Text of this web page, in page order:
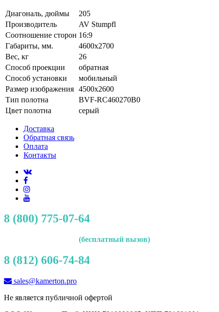
Диагональ, дюймы
205
Производитель
AV Stumpfl
Соотношение сторон 16:9
Габариты, мм.
4600x2700
Вес, кг
26
Способ проекции
обратная
Способ установки
мобильный
Размер изображения 4500x2600
Тип полотна
BVF-RC460270B0
Цвет полотна
серый
Доставка
Обратная связь
Оплата
Контакты
8 (800) 775-07-64
(бесплатный вызов)
8 (812) 606-74-84
sales@kamerton.pro
Не является публичной офертой